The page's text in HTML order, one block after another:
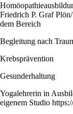
Friedrich P. Graf
dem Bereich
Begleitung nach
Krebsprävention
Gesunderhaltung
Yogalehrerin in
eigenem Studio